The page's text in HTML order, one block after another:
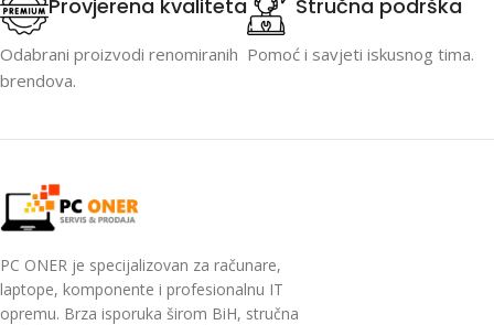
Provjerena kvaliteta
Odabrani proizvodi renomiranih
brendova.
Stručna podrška
Pomoć i savjeti iskusnog tima.
PC ONER je specijalizovan za računare,
laptope, komponente i profesionalnu IT
opremu. Brza isporuka širom BiH, stručna